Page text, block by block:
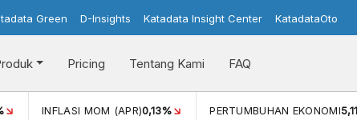
Green D-Insights Katadata Insight Center KatadataOto
Pricing Tentang Kami FAQ
INFLASI MOM (APR)0,13% PERTUMBUHAN EKONOMI